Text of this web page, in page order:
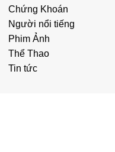
Chứng Khoán
Người nổi tiếng
Phim Ảnh
Thể Thao
Tin tức